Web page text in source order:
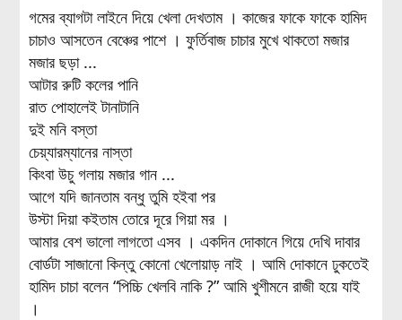
গমের ব্যাগটা লাইনে দিয়ে খেলা দেখতাম । কাজের ফাকে ফাকে হামিদ
চাচাও আসতেন বেঞ্চের পাশে । ফুর্তিবাজ চাচার মুখে থাকতো মজার
মজার ছড়া ...
আটার রুটি কলের পানি
রাত পোহালেই টানাটানি
দুই মনি বস্তা
চেয়্যারম্যানের নাস্তা
কিংবা উচু গলায় মজার গান ...
আগে যদি জানতাম বন্ধু তুমি হইবা পর
উস্টা দিয়া কইতাম তোরে দূরে গিয়া মর ।
আমার বেশ ভালো লাগতো এসব । একদিন দোকানে গিয়ে দেখি দাবার
বোর্ডটা সাজানো কিন্তু কোনো খেলোয়াড় নাই । আমি দোকানে ঢুকতেই
হামিদ চাচা বলেন “পিচ্চি খেলবি নাকি ?” আমি খুশীমনে রাজী হয়ে যাই
।